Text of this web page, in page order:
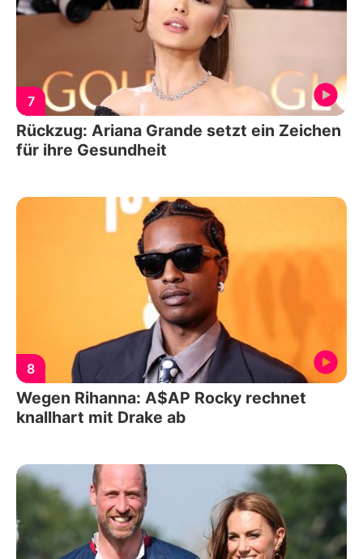
7
Rückzug: Ariana Grande setzt ein Zeichen
für ihre Gesundheit
8
Wegen Rihanna: A$AP Rocky rechnet
knallhart mit Drake ab